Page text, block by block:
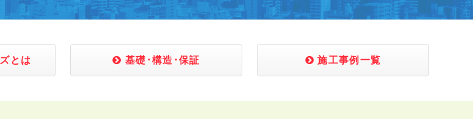
とは 基礎･構造･保証 施工事例一覧